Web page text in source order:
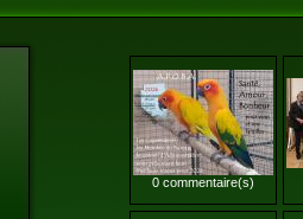
0 commentaire(s)